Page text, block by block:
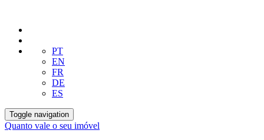
PT
EN
FR
DE
ES
Toggle navigation
Quanto vale o seu imóvel